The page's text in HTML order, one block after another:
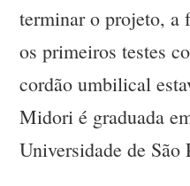
terminar o projeto, a
os primeiros testes
cordão umbilical
Midori é graduada
Universidade de São